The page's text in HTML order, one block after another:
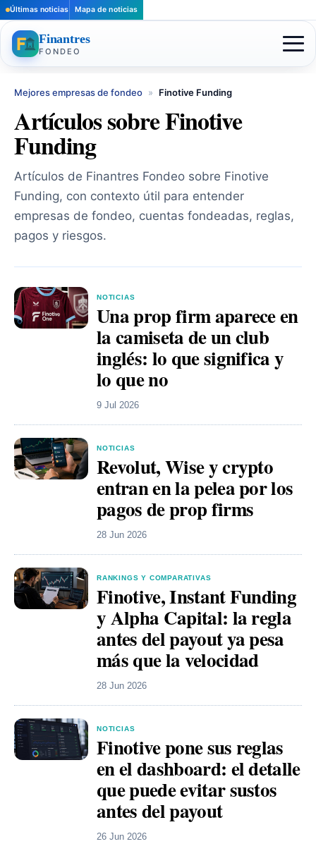
Últimas noticias Mapa de noticias
Finantres
FONDEO
Mejores empresas de fondeo » Finotive Funding
Artículos sobre Finotive
Funding
Artículos de Finantres Fondeo sobre Finotive
Funding, con contexto útil para entender
empresas de fondeo, cuentas fondeadas, reglas,
pagos y riesgos.
NOTICIAS
Una prop firm aparece en
la camiseta de un club
inglés: lo que significa y
lo que no
9 Jul 2026
NOTICIAS
Revolut, Wise y crypto
entran en la pelea por los
pagos de prop firms
28 Jun 2026
RANKINGS Y COMPARATIVAS
Finotive, Instant Funding
y Alpha Capital: la regla
antes del payout ya pesa
más que la velocidad
28 Jun 2026
NOTICIAS
Finotive pone sus reglas
en el dashboard: el detalle
que puede evitar sustos
antes del payout
26 Jun 2026